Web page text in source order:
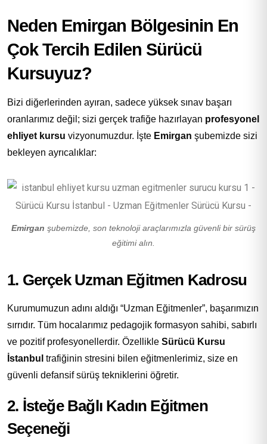
Neden Emirgan Bölgesinin En
Çok Tercih Edilen Sürücü
Kursuyuz?
Bizi diğerlerinden ayıran, sadece yüksek sınav başarı
oranlarımız değil; sizi gerçek trafiğe hazırlayan profesyonel
ehliyet kursu vizyonumuzdur. İşte Emirgan şubemizde sizi
bekleyen ayrıcalıklar:
Emirgan şubemizde, son teknoloji araçlarımızla güvenli bir sürüş
eğitimi alın.
1. Gerçek Uzman Eğitmen Kadrosu
Kurumumuzun adını aldığı “Uzman Eğitmenler”, başarımızın
sırrıdır. Tüm hocalarımız pedagojik formasyon sahibi, sabırlı
ve pozitif profesyonellerdir. Özellikle Sürücü Kursu
İstanbul trafiğinin stresini bilen eğitmenlerimiz, size en
güvenli defansif sürüş tekniklerini öğretir.
2. İsteğe Bağlı Kadın Eğitmen
Seçeneği